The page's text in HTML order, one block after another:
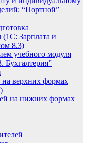
“Портной”
(1С: Зарплата и
8.3)
учебного модуля
Бухгалтерия”
верхних формах
на нижних формах